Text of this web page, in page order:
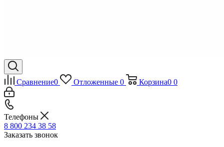
Сравнение0 Отложенные 0 Корзина0 0
Телефоны
8 800 234 38 58
Заказать звонок